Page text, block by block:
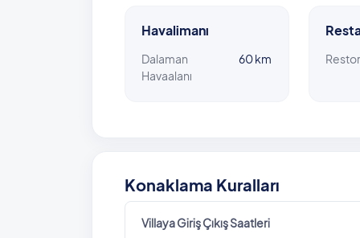
Havalimanı
Dalaman
Havaalanı
60 km
Konaklama Kuralları
Villaya Giriş Çıkış Saatleri